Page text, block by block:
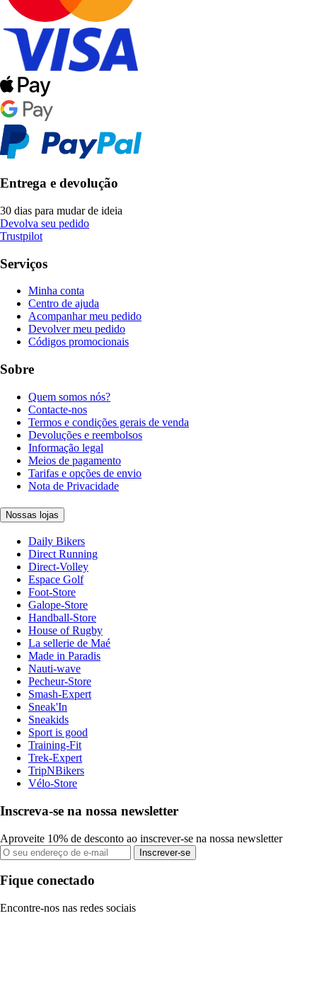
Entrega e devolução
30 dias para mudar de ideia
Devolva seu pedido
Trustpilot
Serviços
Minha conta
Centro de ajuda
Acompanhar meu pedido
Devolver meu pedido
Códigos promocionais
Sobre
Quem somos nós?
Contacte-nos
Termos e condições gerais de venda
Devoluções e reembolsos
Informação legal
Meios de pagamento
Tarifas e opções de envio
Nota de Privacidade
Nossas lojas
Daily Bikers
Direct Running
Direct-Volley
Espace Golf
Foot-Store
Galope-Store
Handball-Store
House of Rugby
La sellerie de Maé
Made in Paradis
Nauti-wave
Pecheur-Store
Smash-Expert
Sneak'In
Sneakids
Sport is good
Training-Fit
Trek-Expert
TripNBikers
Vélo-Store
Inscreva-se na nossa newsletter
Aproveite 10% de desconto ao inscrever-se na nossa newsletter
Inscrever-se
Fique conectado
Encontre-nos nas redes sociais